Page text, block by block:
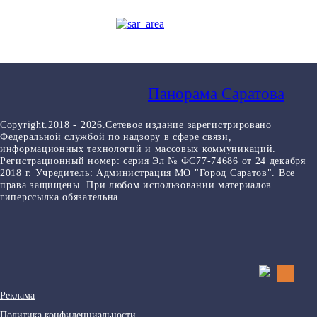
Панорама Саратова
Copyright.2018 - 2026.Сетевое издание зарегистрировано
Федеральной службой по надзору в сфере связи,
информационных технологий и массовых коммуникаций.
Регистрационный номер: серия Эл № ФС77-74686 от 24 декабря
2018 г. Учредитель: Администрация МО "Город Саратов". Все
права защищены. При любом использовании материалов
гиперссылка обязательна.
Реклама